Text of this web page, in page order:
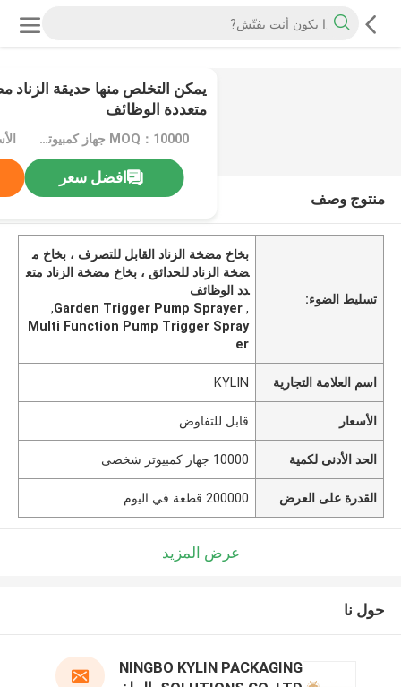
2
/
0
متعددة الوظائف
MOQ：10000 جهاز كمبيوتر شخصى
افضل سعر
منتوج وصف
تسليط الضوء:
بخاخ مضخة الزناد القابل للتصرف ، بخاخ م
ضخة الزناد للحدائق ، بخاخ مضخة الزناد متع
دد الوظائف
,
Garden Trigger Pump Sprayer
,
Multi Function Pump Trigger Spray
er
اسم العلامة التجارية KYLIN
الأسعار قابل للتفاوض
الحد الأدنى لكمية 10000 جهاز كمبيوتر شخصى
القدرة على العرض 200000 قطعة في اليوم
عرض المزيد
حول نا
NINGBO KYLIN PACKAGING